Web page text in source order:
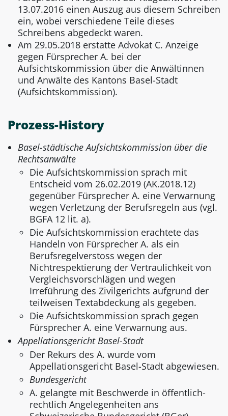
13.07.2016 einen Auszug aus diesem Schreiben
ein, wobei verschiedene Teile dieses
Schreibens abgedeckt waren.
Am 29.05.2018 erstatte Advokat C. Anzeige
gegen Fürsprecher A. bei der
Aufsichtskommission über die Anwältinnen
und Anwälte des Kantons Basel-Stadt
(Aufsichtskommission).
Prozess-History
Basel-städtische Aufsichtskommission über die
Rechtsanwälte
Die Aufsichtskommission sprach mit
Entscheid vom 26.02.2019 (AK.2018.12)
gegenüber Fürsprecher A. eine Verwarnung
wegen Verletzung der Berufsregeln aus (vgl.
BGFA 12 lit. a).
Die Aufsichtskommission erachtete das
Handeln von Fürsprecher A. als ein
Berufsregelverstoss wegen der
Nichtrespektierung der Vertraulichkeit von
Vergleichsvorschlägen und wegen
Irreführung des Zivilgerichts aufgrund der
teilweisen Textabdeckung als gegeben.
Die Aufsichtskommission sprach gegen
Fürsprecher A. eine Verwarnung aus.
Appellationsgericht Basel-Stadt
Der Rekurs des A. wurde vom
Appellationsgericht Basel-Stadt abgewiesen.
Bundesgericht
A. gelangte mit Beschwerde in öffentlich-
rechtlich Angelegenheiten ans